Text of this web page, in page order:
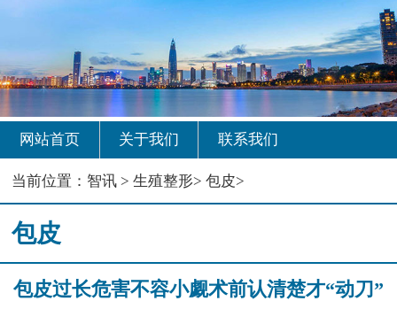
网站首页 关于我们 联系我们
当前位置： 智讯 >生殖整形>包皮>
包皮
包皮过长危害不容小觑术前认清楚才“动刀”